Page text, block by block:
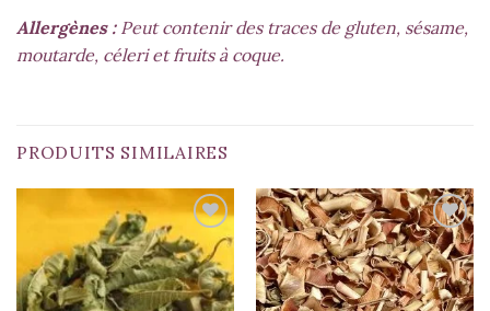
Allergènes :Peut contenir des traces de gluten, sésame,
moutarde, céleri et fruits à coque.
PRODUITS SIMILAIRES